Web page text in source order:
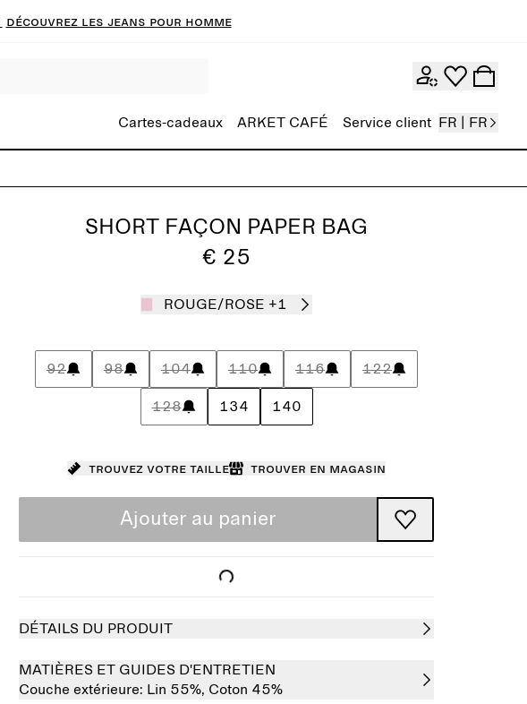
Découvrez les jeans pour homme
Cartes-cadeaux ARKET CAFÉ Service client FR | FR
SHORT FAÇON PAPER BAG
€ 25
ROUGE/ROSE +1
92 98 104 110 116 122
128 134 140
Trouvez votre taille Trouver en magasin
Ajouter au panier
DÉTAILS DU PRODUIT
MATIÈRES ET GUIDES D'ENTRETIEN
Couche extérieure: Lin 55%, Coton 45%